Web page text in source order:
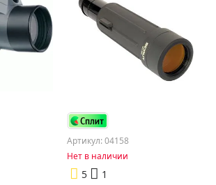
Артикул: 04158
Нет в наличии
5
1